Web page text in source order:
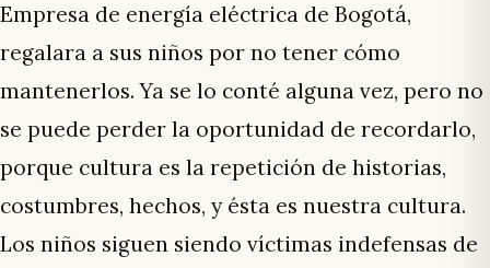
Empresa de energía eléctrica de Bogotá,
regalara a sus niños por no tener cómo
mantenerlos. Ya se lo conté alguna vez, pero no
se puede perder la oportunidad de recordarlo,
porque cultura es la repetición de historias,
costumbres, hechos, y ésta es nuestra cultura.
Los niños siguen siendo víctimas indefensas de